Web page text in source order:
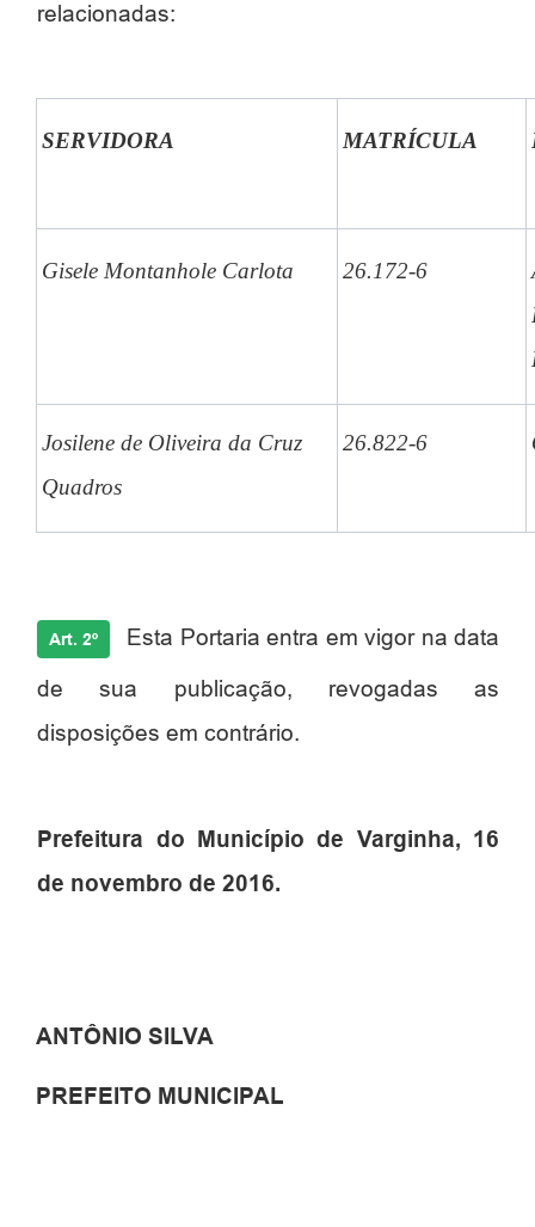
relacionadas:
SERVIDORA MATRÍCULA
Gisele Montanhole Carlota 26.172-6
Josilene de Oliveira da Cruz
Quadros
26.822-6
Art. 2º Esta Portaria entra em vigor na data
de sua publicação, revogadas as
disposições em contrário.
Prefeitura do Município de Varginha, 16
de novembro de 2016.
ANTÔNIO SILVA
PREFEITO MUNICIPAL